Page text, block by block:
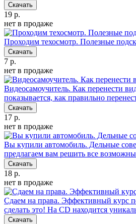
Скачать
19 р.
нет в продаже
Проходим техосмотр. Полезные
Скачать
7 р.
нет в продаже
Видеосамоучитель. Как перенести
показывается, как правильно
Скачать
17 р.
нет в продаже
Вы купили автомобиль. Дельные
предлагаем вам решить все
Скачать
18 р.
нет в продаже
Сдаем на права. Эффективный курс
сделать это! На CD находится
Скачать